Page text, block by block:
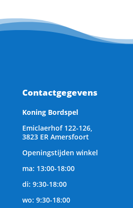
Contactgegevens
Koning Bordspel
Emiclaerhof 122-126,
3823 ER Amersfoort
Openingstijden winkel
ma: 13:00-18:00
di: 9:30-18:00
wo: 9:30-18:00